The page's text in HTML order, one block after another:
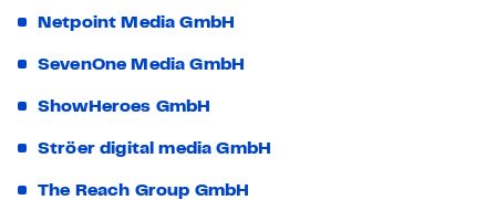
Netpoint Media GmbH
SevenOne Media GmbH
ShowHeroes GmbH
Ströer digital media GmbH
The Reach Group GmbH